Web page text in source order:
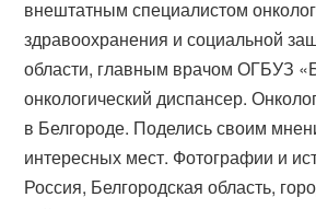
внештатным специалистом
здравоохранения и социальной
области, главным врачом ОГБУЗ
онкологический диспансер.
в Белгороде. Поделись своим
интересных мест. Фотографии и
Россия, Белгородская область,